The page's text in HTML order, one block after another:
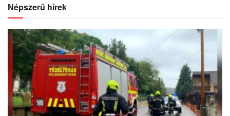
Népszerű hírek